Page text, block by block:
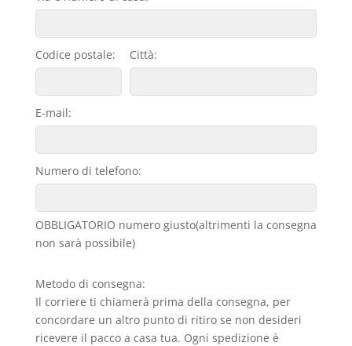
Codice postale: Città:
E-mail:
Numero di telefono:
OBBLIGATORIO numero giusto(altrimenti la consegna
non sarà possibile)
Metodo di consegna:
Il corriere ti chiamerà prima della consegna, per
concordare un altro punto di ritiro se non desideri
ricevere il pacco a casa tua. Ogni spedizione è